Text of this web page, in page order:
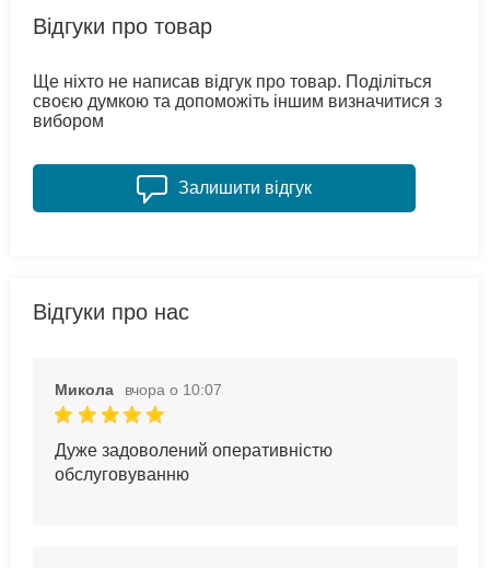
Відгуки про товар
Ще ніхто не написав відгук про товар. Поділіться
своєю думкою та допоможіть іншим визначитися з
вибором
Залишити відгук
Відгуки про нас
Микола вчора о 10:07
Дуже задоволений оперативністю
обслуговуванню